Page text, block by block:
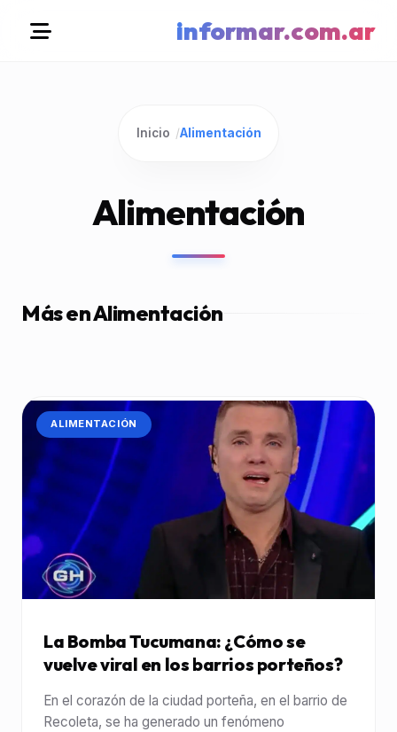
informar.com.ar
Inicio /Alimentación
Alimentación
Más en Alimentación
CATEGORÍA:
ALIMENTACIÓN
La Bomba Tucumana: ¿Cómo se
vuelve viral en los barrios porteños?
En el corazón de la ciudad porteña, en el barrio de
Recoleta, se ha generado un fenómeno